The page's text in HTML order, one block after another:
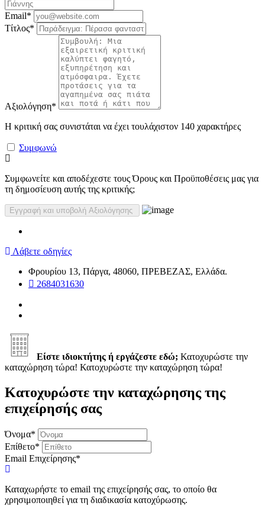
Email*
Τίτλος*
Αξιολόγηση*
Η κριτική σας συνιστάται να έχει τουλάχιστον 140 χαρακτήρες
Συμφωνώ
Συμφωνείτε και αποδέχεστε τους Όρους και Προϋποθέσεις μας για
τη δημοσίευση αυτής της κριτικής;
Λάβετε οδηγίες
Φρουρίου 13, Πάργα, 48060, ΠΡΕΒΕΖΑΣ, Ελλάδα.
2684031630
Είστε ιδιοκτήτης ή εργάζεστε εδώ; Κατοχυρώστε την
καταχώρηση τώρα! Κατοχυρώστε την καταχώρηση τώρα!
Κατοχυρώστε την καταχώρησης της
επιχείρησής σας
Όνομα*
Επίθετο*
Email Επιχείρησης*
Καταχωρήστε το email της επιχείρησής σας, το οποίο θα
χρησιμοποιηθεί για τη διαδικασία κατοχύρωσης.